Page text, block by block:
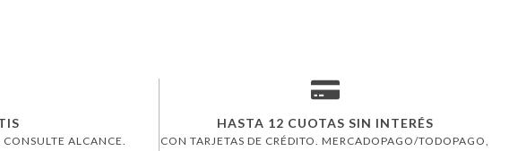
ALCANCE.
HASTA 12 CUOTAS SIN INTERÉS
CON TARJETAS DE CRÉDITO. MERCADOPAGO/TODOPAGO,